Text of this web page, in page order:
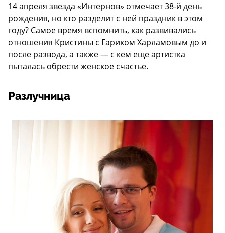
14 апреля звезда «Интернов» отмечает 38-й день
рождения, но кто разделит с ней праздник в этом
году? Самое время вспомнить, как развивались
отношения Кристины с Гариком Харламовым до и
после развода, а также — с кем еще артистка
пыталась обрести женское счастье.
Разлучница